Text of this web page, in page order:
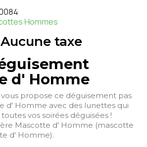
Hommes
Aucune taxe
d' Homme
propose ce déguisement pas
d' Homme avec des lunettes qui
vos soirées déguisées !
Mascotte d' Homme (mascotte
d' Homme).